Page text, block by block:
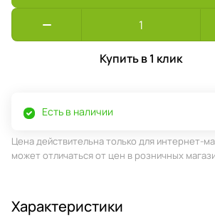
Купить в 1 клик
Есть в наличии
Цена действительна только для интернет-
может отличаться от цен в розничных
Характеристики